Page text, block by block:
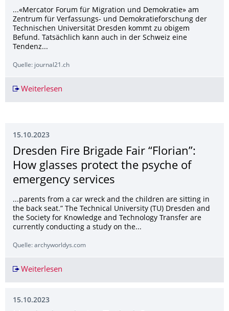
...«Mercator Forum für Migration und Demokratie» am
Zentrum für Verfassungs- und Demokratieforschung der
Technischen Universität Dresden kommt zu obigem
Befund. Tatsächlich kann auch in der Schweiz eine
Tendenz...
Quelle: journal21.ch
Weiterlesen
15.10.2023
Dresden Fire Brigade Fair “Florian”:
How glasses protect the psyche of
emergency services
...parents from a car wreck and the children are sitting in
the back seat.” The Technical University (TU) Dresden and
the Society for Knowledge and Technology Transfer are
currently conducting a study on the...
Quelle: archyworldys.com
Weiterlesen
15.10.2023